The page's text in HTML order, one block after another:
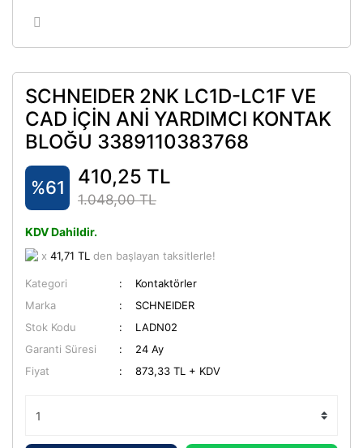
SCHNEIDER 2NK LC1D-LC1F VE
CAD İÇİN ANİ YARDIMCI KONTAK
BLOĞU 3389110383768
%61 410,25 TL
1.048,00 TL
KDV Dahildir.
x 41,71 TL den başlayan taksitlerle!
Kategori
Kontaktörler
Marka
SCHNEIDER
Stok Kodu
LADN02
Garanti Süresi
24 Ay
Fiyat
873,33 TL + KDV